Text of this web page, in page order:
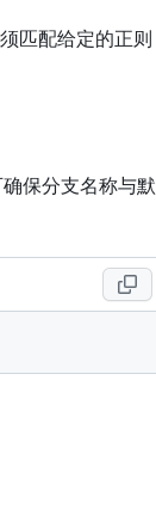
匹配给定的正则
保分支名称与默